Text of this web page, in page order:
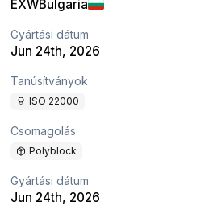
EXWBulgaria
Gyártási dátum
Jun 24th, 2026
Tanúsítványok
ISO 22000
Csomagolás
Polyblock
Gyártási dátum
Jun 24th, 2026